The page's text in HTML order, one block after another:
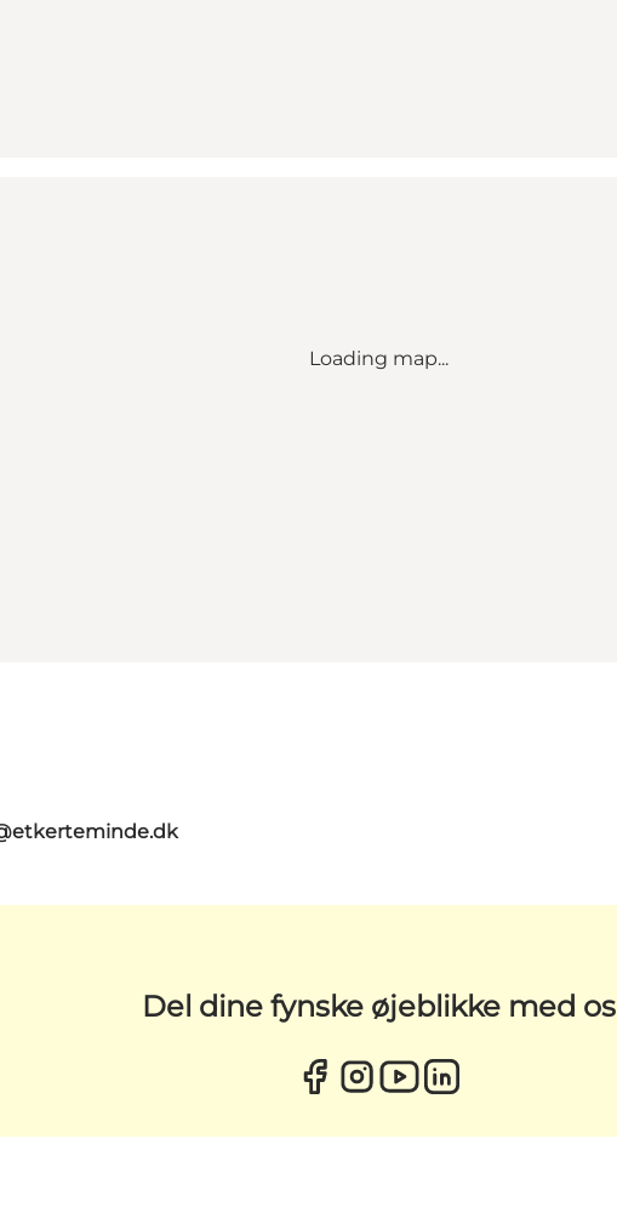
Loading map...
Del dine fynske øjeblikke med os